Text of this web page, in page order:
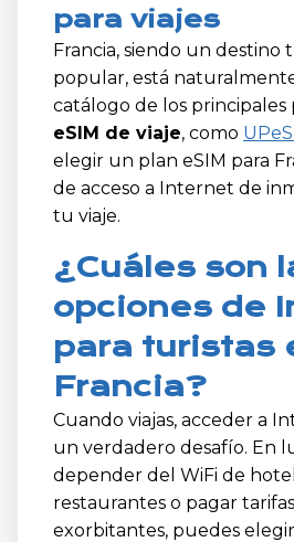
para viajes
Francia, siendo un destino
popular, está
catálogo de los principales
eSIM de viaje, como
elegir un plan eSIM para
de acceso a Internet de
tu viaje.
¿Cuáles son
opciones de
para turistas
Francia?
Cuando viajas, acceder a
un verdadero desafío. En
depender del WiFi de
restaurantes o pagar
exorbitantes, puedes